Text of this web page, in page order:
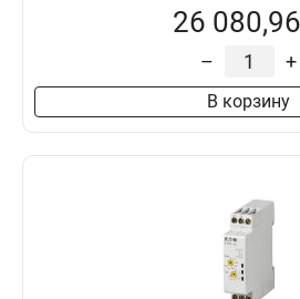
26
– +
В корзину